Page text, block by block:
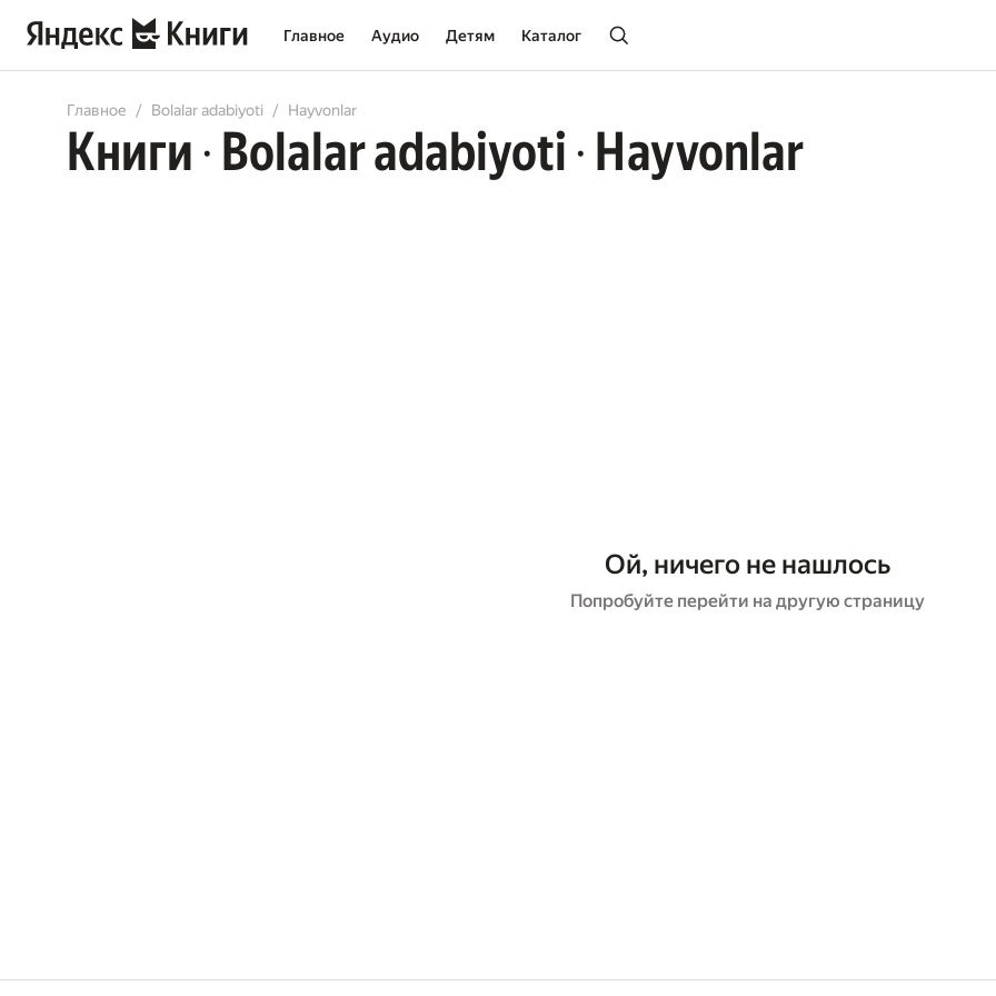
Главное Аудио Детям Каталог
Главное Bolalar adabiyoti Hayvonlar
Книги • Bolalar adabiyoti • Hayvonlar
Ой, ничего не нашлось
Попробуйте перейти на другую страницу